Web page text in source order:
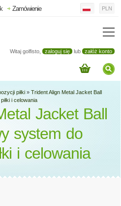
Witaj golfisto, zaloguj się lub załóż konto
Zamówienie PLN
piłki » Trident Align Metal Jacket Ball
i celowania
Jacket Ball
system do
i celowania